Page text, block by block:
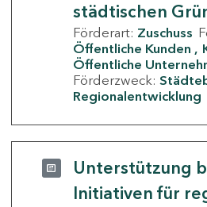
städtischen
Förderart: Zuschuss
Öffentliche Kunden
Öffentliche
Förderzweck:
Regionalentwicklung
Unterstützung
Initiativen für